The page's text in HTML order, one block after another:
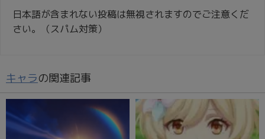
日本語が含まれない投稿は無視されますのでご注意くだ
さい。（スパム対策）
キャラの関連記事